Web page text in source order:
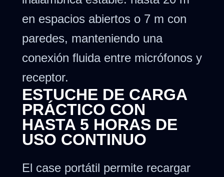
en espacios abiertos o 7 m con
paredes, manteniendo una
conexión fluida entre micrófonos y
receptor.
ESTUCHE DE CARGA
PRÁCTICO CON
HASTA 5 HORAS DE
USO CONTINUO
El case portátil permite recargar